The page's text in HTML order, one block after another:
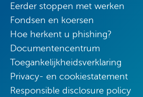
Eerder stoppen met werken
Fondsen en koersen
Hoe herkent u phishing?
Documentencentrum
Toegankelijkheidsverklaring
Privacy- en cookiestatement
Responsible disclosure policy